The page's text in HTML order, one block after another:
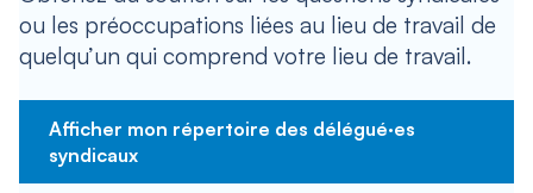
ou les préoccupations liées au lieu de travail de
quelqu’un qui comprend votre lieu de travail.
Afficher mon répertoire des délégué·es
syndicaux